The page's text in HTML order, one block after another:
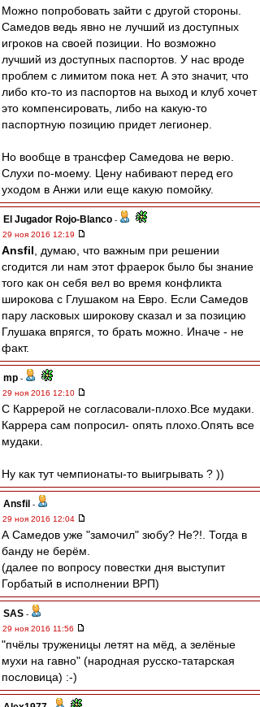
Можно попробовать зайти с другой стороны.
Самедов ведь явно не лучший из доступных
игроков на своей позиции. Но возможно
лучший из доступных паспортов. У нас вроде
проблем с лимитом пока нет. А это значит, что
либо кто-то из паспортов на выход и клуб хочет
это компенсировать, либо на какую-то
паспортную позицию придет легионер.
Но вообще в трансфер Самедова не верю.
Слухи по-моему. Цену набивают перед его
уходом в Анжи или еще какую помойку.
El Jugador Rojo-Blanco -
29 ноя 2016 12:19
Ansfil , думаю, что важным при решении
сгодится ли нам этот фраерок было бы знание
того как он себя вел во время конфликта
широкова с Глушаком на Евро. Если Самедов
пару ласковых широкову сказал и за позицию
Глушака впрягся, то брать можно. Иначе - не
факт.
mp -
29 ноя 2016 12:10
С Каррерой не согласовали-плохо.Все мудаки.
Каррера сам попросил- опять плохо.Опять все
мудаки.
Ну как тут чемпионаты-то выигрывать ? ))
Ansfil -
29 ноя 2016 12:04
А Самедов уже "замочил" зюбу? Не?!. Тогда в
банду не берём.
(далее по вопросу повестки дня выступит
Горбатый в исполнении ВРП)
SAS -
29 ноя 2016 11:56
"пчёлы труженицы летят на мёд, а зелёные
мухи на гавно" (народная русско-татарская
пословица) :-)